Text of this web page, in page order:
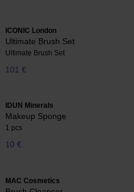
ICONIC London
Ultimate Brush Set
Ultimate Brush Set
101 €
IDUN Minerals
Makeup Sponge
1 pcs
10 €
MAC Cosmetics